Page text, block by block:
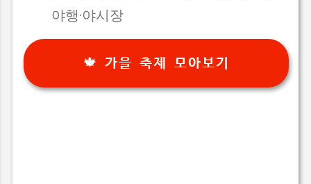
야행·야시장
🍁 가을 축제 모아보기